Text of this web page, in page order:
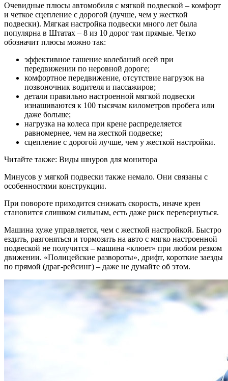
Очевидные плюсы автомобиля с мягкой подвеской – комфорт
и четкое сцепление с дорогой (лучше, чем у жесткой
подвески). Мягкая настройка подвески много лет была
популярна в Штатах – 8 из 10 дорог там прямые. Четко
обозначит плюсы можно так:
эффективное гашение колебаний осей при
передвижении по неровной дороге;
комфортное передвижение, отсутствие нагрузок на
позвоночник водителя и пассажиров;
детали правильно настроенной мягкой подвески
изнашиваются к 100 тысячам километров пробега или
даже больше;
нагрузка на колеса при крене распределяется
равномернее, чем на жесткой подвеске;
сцепление с дорогой лучше, чем у жесткой настройки.
Читайте также: Виды шнуров для монитора
Минусов у мягкой подвески также немало. Они связаны с
особенностями конструкции.
При повороте приходится снижать скорость, иначе крен
становится слишком сильным, есть даже риск перевернуться.
Машина хуже управляется, чем с жесткой настройкой. Быстро
ездить, разгоняться и тормозить на авто с мягко настроенной
подвеской не получится – машина «клюет» при любом резком
движении. «Полицейские развороты», дрифт, короткие заезды
по прямой (драг-рейсинг) – даже не думайте об этом.